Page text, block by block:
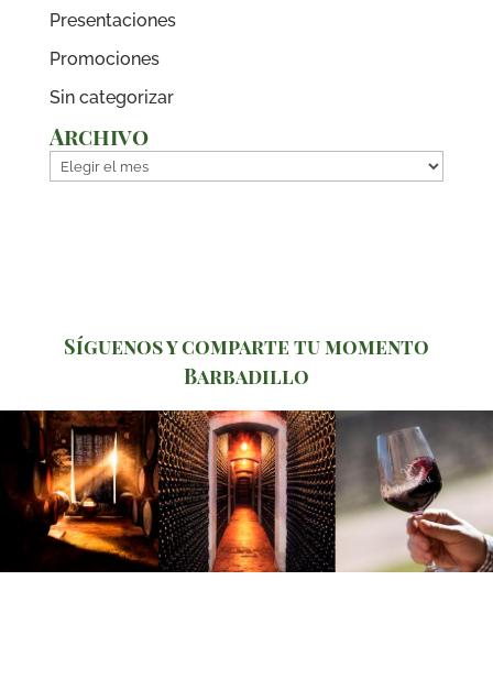
Presentaciones
Promociones
Sin categorizar
Archivo
Archivo
Síguenos y comparte tu momento
Barbadillo